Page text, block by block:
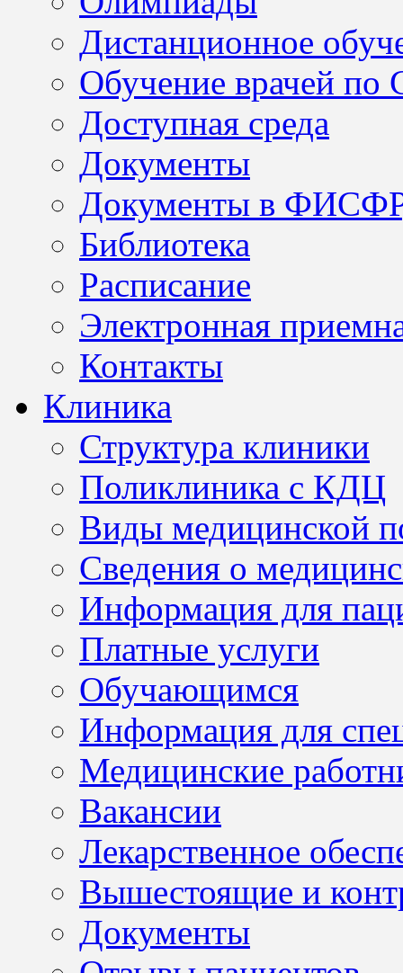
Дистанционное
Обучение врачей по
Доступная среда
Документы
Документы в
Библиотека
Расписание
Электронная
Контакты
Клиника
Структура клиники
Поликлиника с КДЦ
Виды медицинской
Сведения о
Информация для
Платные услуги
Обучающимся
Информация для
Медицинские
Вакансии
Лекарственное
Вышестоящие и
Документы